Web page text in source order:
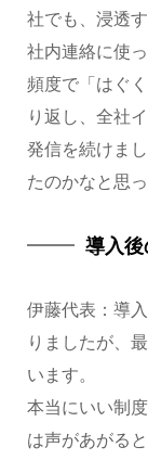
社でも、浸透
社内連絡に使
頻度で「はぐ
り返し、全社
発信を続けま
たのかなと思っ
導入後
伊藤代表：導
りましたが、
います。
本当にいい制
は声があがる